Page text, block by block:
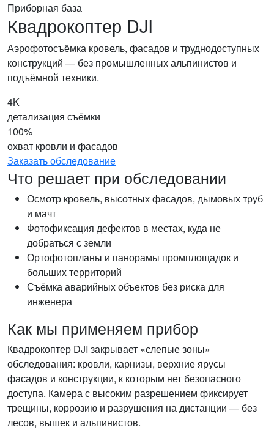
Приборная база
Квадрокоптер DJI
Аэрофотосъёмка кровель, фасадов и труднодоступных
конструкций — без промышленных альпинистов и
подъёмной техники.
4K
детализация съёмки
100%
охват кровли и фасадов
Заказать обследование
Что решает при обследовании
Осмотр кровель, высотных фасадов, дымовых труб
и мачт
Фотофиксация дефектов в местах, куда не
добраться с земли
Ортофотопланы и панорамы промплощадок и
больших территорий
Съёмка аварийных объектов без риска для
инженера
Как мы применяем прибор
Квадрокоптер DJI закрывает «слепые зоны»
обследования: кровли, карнизы, верхние ярусы
фасадов и конструкции, к которым нет безопасного
доступа. Камера с высоким разрешением фиксирует
трещины, коррозию и разрушения на дистанции — без
лесов, вышек и альпинистов.